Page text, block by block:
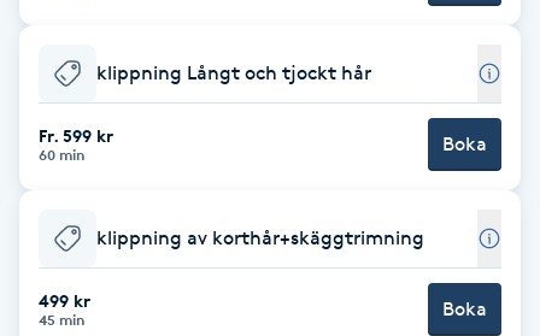
Diamantslipning
klippning Långt och tjockt hår
Fr. 599 kr
60 min Boka
klippning av korthår+skäggtrimning
499 kr
45 min Boka